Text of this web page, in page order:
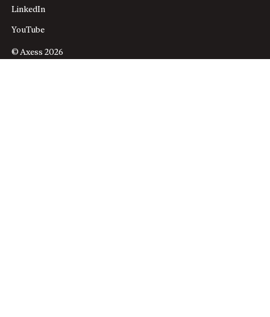
LinkedIn
YouTube
© Axess 2026